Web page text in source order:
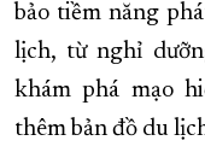
bảo tiềm năng
lịch, từ nghỉ
khám phá mạo
thêm bản đồ du